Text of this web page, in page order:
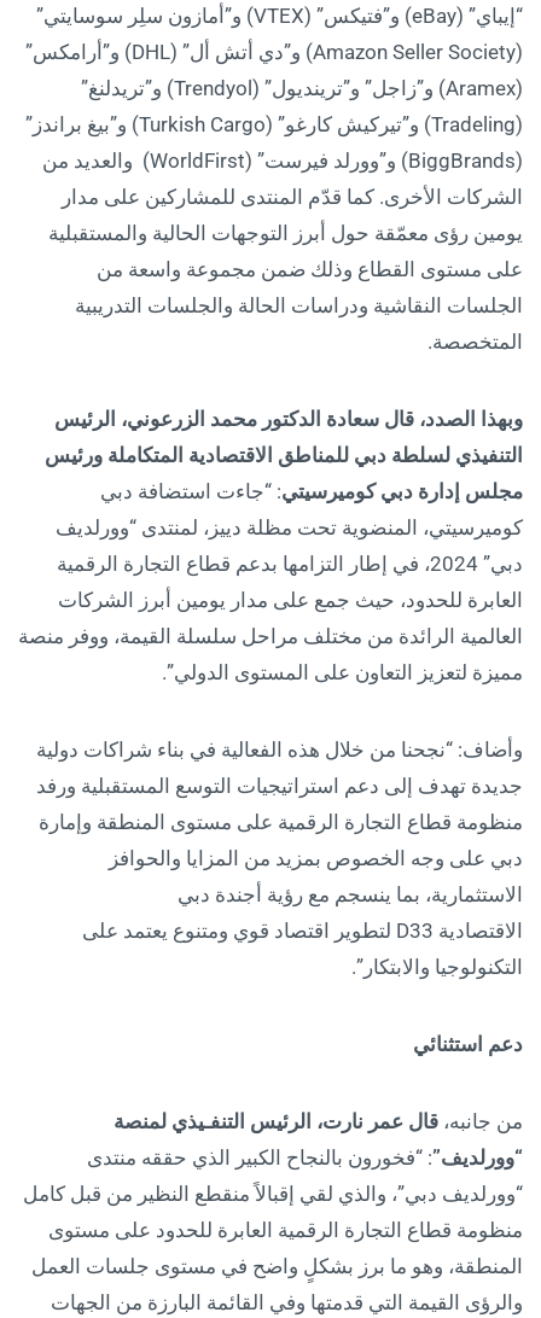
“إيباي” (eBay) و”فتيكس” (VTEX) و”أمازون سلِر سوسايتي”
(Amazon Seller Society) و”دي أتش أل” (DHL) و”أرامكس”
(Aramex) و”زاجل” و”ترينديول” (Trendyol) و”تريدلنغ”
(Tradeling) و”تيركيش كارغو” (Turkish Cargo) و”بيغ براندز”
(BiggBrands) و”وورلد فيرست” (WorldFirst) والعديد من
الشركات الأخرى. كما قدّم المنتدى للمشاركين على مدار
يومين رؤى معمّقة حول أبرز التوجهات الحالية والمستقبلية
على مستوى القطاع وذلك ضمن مجموعة واسعة من
الجلسات النقاشية ودراسات الحالة والجلسات التدريبية
المتخصصة.
وبهذا الصدد، قال سعادة الدكتور محمد الزرعوني، الرئيس
التنفيذي لسلطة دبي للمناطق الاقتصادية المتكاملة ورئيس
مجلس إدارة دبي كوميرسيتي: “جاءت استضافة دبي
كوميرسيتي، المنضوية تحت مظلة دييز، لمنتدى “وورلديف
دبي” 2024، في إطار التزامها بدعم قطاع التجارة الرقمية
العابرة للحدود، حيث جمع على مدار يومين أبرز الشركات
العالمية الرائدة من مختلف مراحل سلسلة القيمة، ووفر منصة
مميزة لتعزيز التعاون على المستوى الدولي”.
وأضاف: “نجحنا من خلال هذه الفعالية في بناء شراكات دولية
جديدة تهدف إلى دعم استراتيجيات التوسع المستقبلية ورفد
منظومة قطاع التجارة الرقمية على مستوى المنطقة وإمارة
دبي على وجه الخصوص بمزيد من المزايا والحوافز
الاستثمارية، بما ينسجم مع رؤية أجندة دبي
الاقتصادية D33 لتطوير اقتصاد قوي ومتنوع يعتمد على
التكنولوجيا والابتكار”.
دعم استثنائي
من جانبه، قال عمر نارت، الرئيس التنفـيذي لمنصة
“وورلديف”: “فخورون بالنجاح الكبير الذي حققه منتدى
“وورلديف دبي”، والذي لقي إقبالاً منقطع النظير من قبل كامل
منظومة قطاع التجارة الرقمية العابرة للحدود على مستوى
المنطقة، وهو ما برز بشكلٍ واضح في مستوى جلسات العمل
والرؤى القيمة التي قدمتها وفي القائمة البارزة من الجهات